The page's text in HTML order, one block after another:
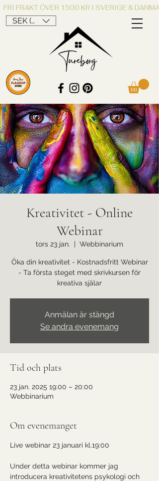
SEK (kr)
FRI FRAKT ÖVER 1500 KR I SVERIGE &
Kreativitet - Online
Webinar
tors 23 jan.
  |
Webbinarium
Öka din kreativitet - Kostnadsfritt Webinar
- Ta första steget med skrivkursen för
kreativa själar
Anmälan är stängd
Se andra evenemang
Tid och plats
23 jan. 2025 19:00 – 20:00
Webbinarium
Om evenemanget
Live webinar 23 januari kl.19:00
Under detta webinar kommer jag
introducera kreativitetens psykologi och